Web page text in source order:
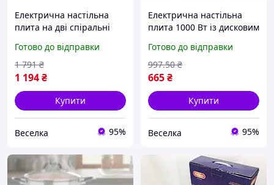
Електрична настільна
плита на дві спіральні
п'ятьма режимами
потужності для
приготування їжі на дачі
Готово до відправки
1 194₴
1 791 ₴
Купити
Веселка 95%
Електрична настільна
плита 1000 Вт із дисковим
офісу 155 мм FLAME
Готово до відправки
665₴
997.50 ₴
Купити
Веселка 95%